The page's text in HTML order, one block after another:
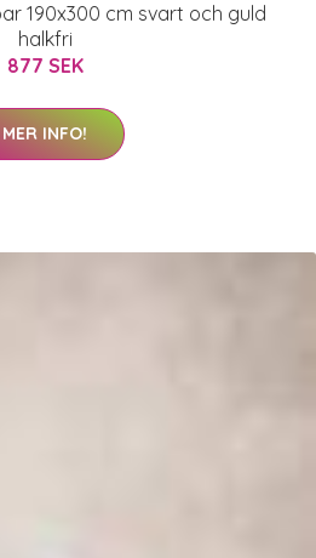
190x300 cm svart och guld
halkfri
877 SEK
MER INFO!